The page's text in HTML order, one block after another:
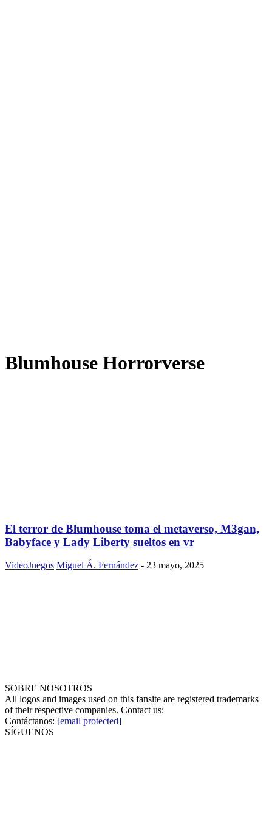
Blumhouse Horrorverse
El terror de Blumhouse toma el metaverso, M3gan,
Babyface y Lady Liberty sueltos en vr
VideoJuegos Miguel Á. Fernández - 23 mayo, 2025
SOBRE NOSOTROS
All logos and images used on this fansite are registered trademarks
of their respective companies. Contact us:
Contáctanos: [email protected]
SÍGUENOS